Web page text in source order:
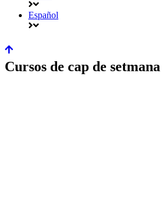
Español
Cursos de cap de